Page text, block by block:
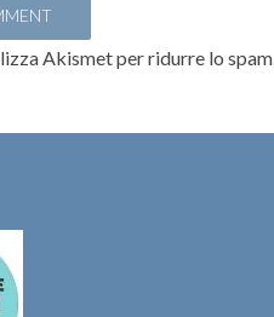
Akismet per ridurre lo spam.